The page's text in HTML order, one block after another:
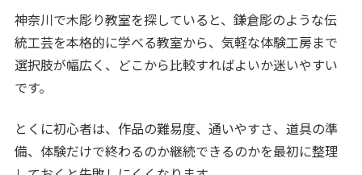
神奈川で木彫り教室を探していると、鎌倉彫のような伝
統工芸を本格的に学べる教室から、気軽な体験工房まで
選択肢が幅広く、どこから比較すればよいか迷いやすい
です。
とくに初心者は、作品の難易度、通いやすさ、道具の準
備、体験だけで終わるのか継続できるのかを最初に整理